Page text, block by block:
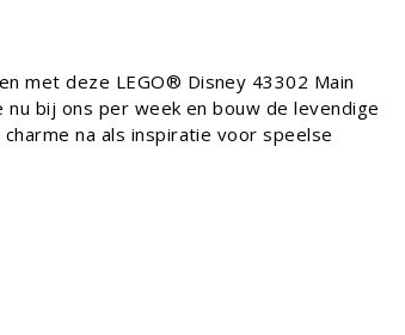
met deze LEGO® Disney 43302 Main
nu bij ons per week en bouw de levendige
na als inspiratie voor speelse